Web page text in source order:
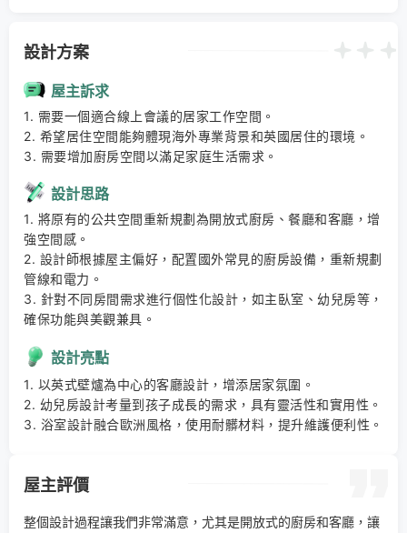
華大氣氛圍。
設計方案
屋主訴求
1. 需要一個適合線上會議的居家工作空間。
2. 希望居住空間能夠體現海外專業背景和英國居住的環境。
3. 需要增加廚房空間以滿足家庭生活需求。
設計思路
1. 將原有的公共空間重新規劃為開放式廚房、餐廳和客廳，增
強空間感。
2. 設計師根據屋主偏好，配置國外常見的廚房設備，重新規劃
管線和電力。
3. 針對不同房間需求進行個性化設計，如主臥室、幼兒房等，
確保功能與美觀兼具。
設計亮點
1. 以英式壁爐為中心的客廳設計，增添居家氛圍。
2. 幼兒房設計考量到孩子成長的需求，具有靈活性和實用性。
3. 浴室設計融合歐洲風格，使用耐髒材料，提升維護便利性。
屋主評價
整個設計過程讓我們非常滿意，尤其是開放式的廚房和客廳，讓